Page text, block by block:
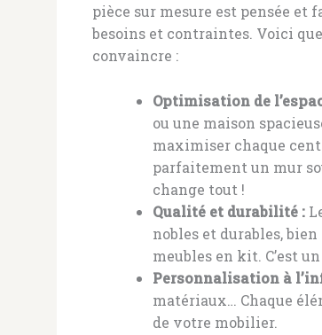
pièce sur mesure est pensée et
besoins et contraintes. Voici
convaincre :
Optimisation de
ou une maison
maximiser chaque
parfaitement un mur
change tout !
Qualité et durabilité :
nobles et durables,
meubles en kit. C’est
Personnalisation à
matériaux… Chaque
de votre mobilier.